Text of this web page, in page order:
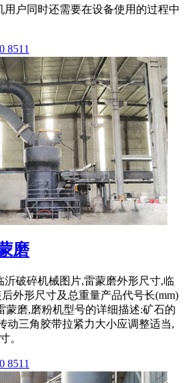
用户同时还需要在设备使用的过程中
8511
磨
沂破碎机械图片,雷蒙磨外形尺寸,临
外形尺寸及总重量产品代号长(mm)
蒙磨,磨粉机型号的详细描述:矿石的
动三角胶带拉紧力大小应调整适当,
。
8511